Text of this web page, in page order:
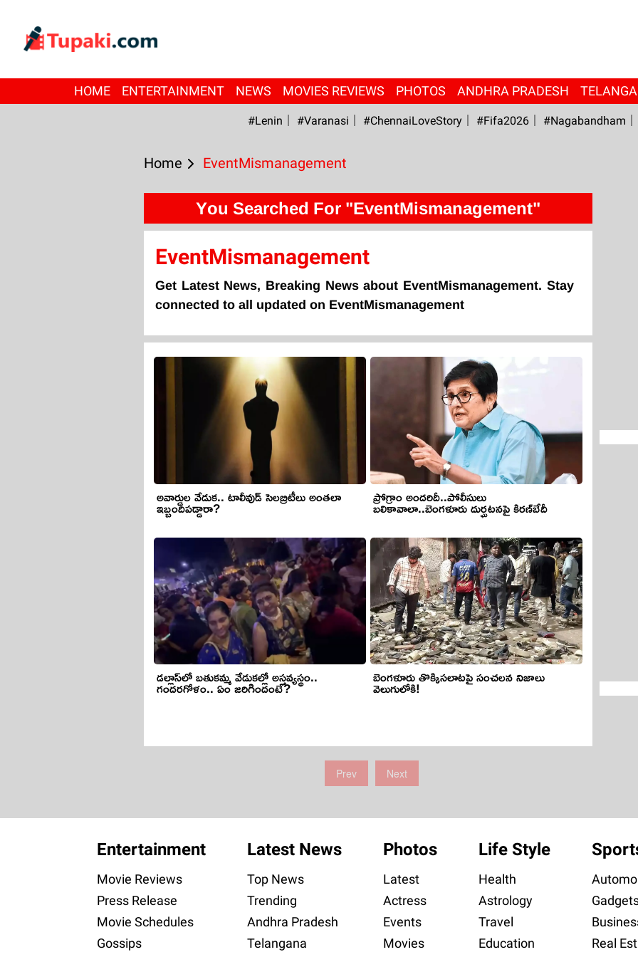
HOME ENTERTAINMENT NEWS MOVIES REVIEWS PHOTOS ANDHRA PRADESH
#Lenin #Varanasi #ChennaiLoveStory #fifa2026 #Nagabandham
Home EventMismanagement
You Searched For "EventMismanagement"
EventMismanagement
Get Latest News, Breaking News about EventMismanagement. Stay
connected to all updated on EventMismanagement
అవార్డుల వేడుక.. టాలీవుడ్ సెలబ్రిటీలు అంతలా
ఇబ్బందిపడ్డారా?
డల్లాస్‌లో బతుకమ్మ వేడుకల్లో అస్తవ్యస్థం..
గందరగోళం.. ఏం జరిగిందంటే?
ప్రోగ్రాం అందరిదీ..పోలీసులు
బలికావాలా..బెంగళూరు దుర‍్ఘటనపై కిరణ్‌బేదీ
బెంగళూరు తొక్కిసలాటపై సంచలన నిజాలు
వెలుగులోకి!
Prev Next
Entertainment
Movie Reviews
Press Release
Movie Schedules
Gossips
Latest News
Top News
Trending
Andhra Pradesh
Telangana
Photos
Latest
Actress
Events
Movies
Life Style
Health
Astrology
Travel
Education
Real